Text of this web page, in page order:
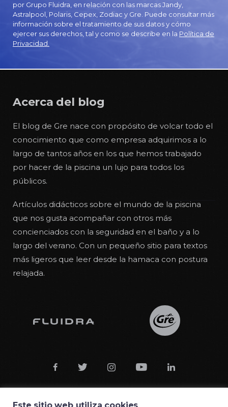
por Grupo Fluidra, en relación con las marcas Jandy,
Astralpool, Polaris, Cepex, Zodiac y Gre. Puede consultar más
información sobre el tratamiento de sus datos y cómo
ejercer sus derechos, tal y como se describe en la Política de
Privacidad.
Acerca del blog
El blog de Gre nace con propósito de volcar todo el
conocimiento que como empresa adquirimos a lo
largo de tantos años en los que hemos trabajado
por hacer de la piscina un lujo para todos los
públicos.
Artículos didácticos sobre el mundo de la piscina
que nos gusta acompañar con otros más
concienciados con la seguridad en el baño y a lo
largo del verano. Con un pequeño sitio para textos
más ligeros que leer desde la hamaca con postura
relajada.
    